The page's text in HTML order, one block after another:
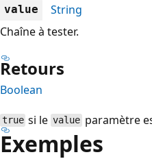
value
String
Chaîne à tester.
Retours
Boolean
true si levalueparamètre
Exemples